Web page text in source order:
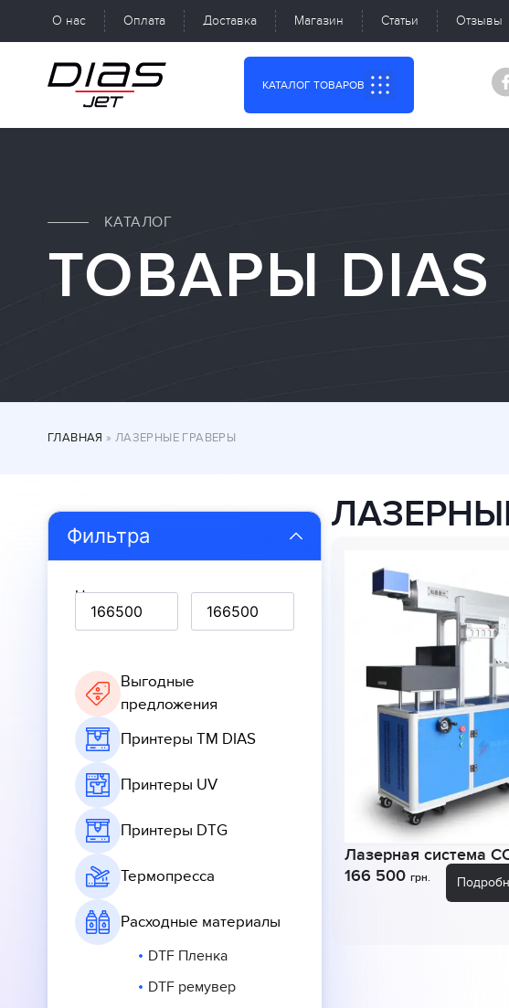
О нас Оплата Доставка Магазин Статьи Отзывы
КАТАЛОГ ТОВАРОВ
КАТАЛОГ
ТОВАРЫ DIAS
ГЛАВНАЯ » ЛАЗЕРНЫЕ ГРАВЕРЫ
Фильтра
Цена, грн
Выгодные
предложения
Принтеры ТМ DIAS
Принтеры UV
Принтеры DTG
Термопресса
Расходные материалы
DTF Пленка
DTF ремувер
Лазерная система
166 500 грн.